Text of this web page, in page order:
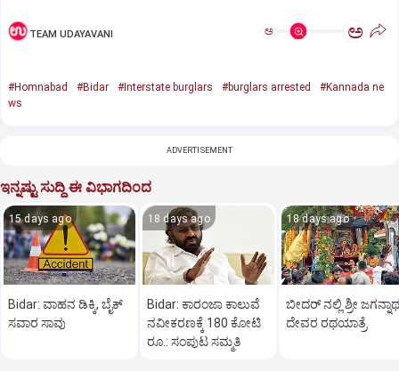
TEAM UDAYAVANI ಅ ಅ
#Homnabad #Bidar #Interstate burglars #burglars arrested
#Kannada ne
ws
ADVERTISEMENT
ಇನ್ನಷ್ಟು ಸುದ್ದಿ ಈ ವಿಭಾಗದಿಂದ
15 days ago
Bidar: ವಾಹನ ಡಿಕ್ಕಿ, ಬೈಕ್
ಸವಾರ ಸಾವು
18 days ago
Bidar: ಕಾರಂಜಾ ಕಾಲುವೆ
ನವೀಕರಣಕ್ಕೆ 180 ಕೋಟಿ
ರೂ.: ಸಂಪುಟ ಸಮ್ಮತಿ
18 days ago
ಬೀದರ್‌ ನಲ್ಲಿ ಶ್ರೀ ಜಗನ್ನಾಥ
ದೇವರ ರಥಯಾತ್ರೆ